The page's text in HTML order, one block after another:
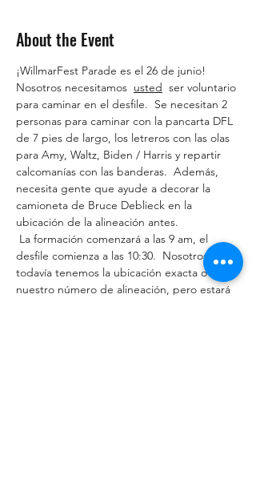
About the Event
¡WillmarFest Parade es el 26 de junio!
Nosotros necesitamos usted ser voluntario
para caminar en el desfile.  Se necesitan 2
personas para caminar con la pancarta DFL
de 7 pies de largo, los letreros con las olas
para Amy, Waltz, Biden / Harris y repartir
calcomanías con las banderas.  Además,
necesita gente que ayude a decorar la
camioneta de Bruce Deblieck en la
ubicación de la alineación antes.
desfile comienza a las 10:30.  Nosotros no
todavía tenemos la ubicación exacta o
nuestro número de alineación, pero estará